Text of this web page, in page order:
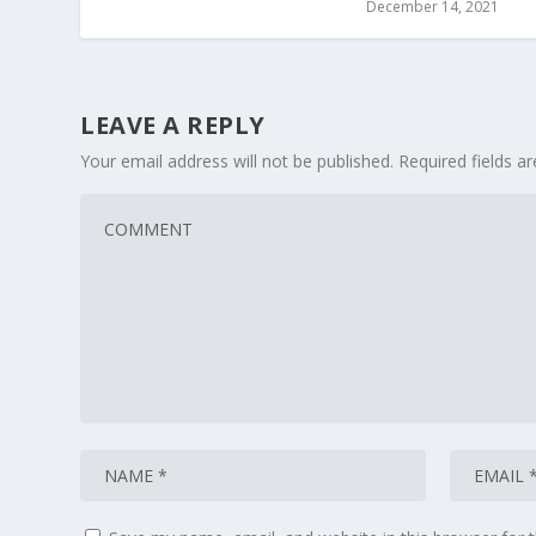
December 14, 2021
LEAVE A REPLY
Your email address will not be published. Required fields